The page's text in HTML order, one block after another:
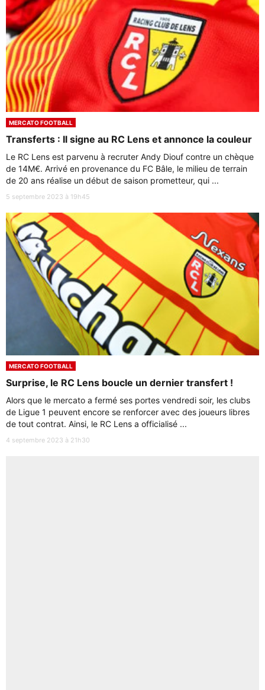
MERCATO FOOTBALL
Transferts : Il signe au RC Lens et annonce la couleur
Le RC Lens est parvenu à recruter Andy Diouf contre un chèque
de 14M€. Arrivé en provenance du FC Bâle, le milieu de terrain
de 20 ans réalise un début de saison prometteur, qui ...
5 septembre 2023 à 19h45
MERCATO FOOTBALL
Surprise, le RC Lens boucle un dernier transfert !
Alors que le mercato a fermé ses portes vendredi soir, les clubs
de Ligue 1 peuvent encore se renforcer avec des joueurs libres
de tout contrat. Ainsi, le RC Lens a officialisé ...
4 septembre 2023 à 21h30